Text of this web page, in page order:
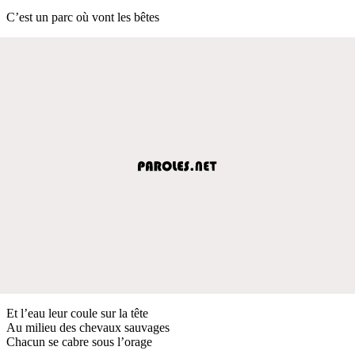
C’est un parc où vont les bêtes
Et l’eau leur coule sur la tête
Au milieu des chevaux sauvages
Chacun se cabre sous l’orage